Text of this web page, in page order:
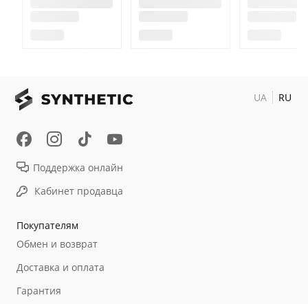
Покупателям
Обмен и возврат
Доставка и оплата
Гарантия
Поддержка онлайн
Кабинет продавца
UA RU